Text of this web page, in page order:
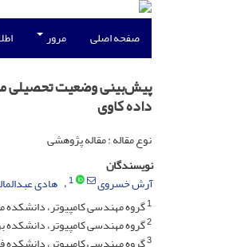
صفحه اصلی مرور
پیش‌بینی وضعیت تحصیلی
داده کاوی
نوع مقاله : مقاله پژوهشی
نویسندگان
آرش خسروی
1 هادی
1گروه مهندسی کامپیوتر،
2گروه مهندسی کامپیوتر،
3